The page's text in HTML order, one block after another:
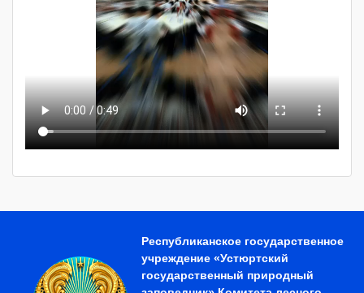
Республиканское государственное
учреждение «Устюртский
государственный природный